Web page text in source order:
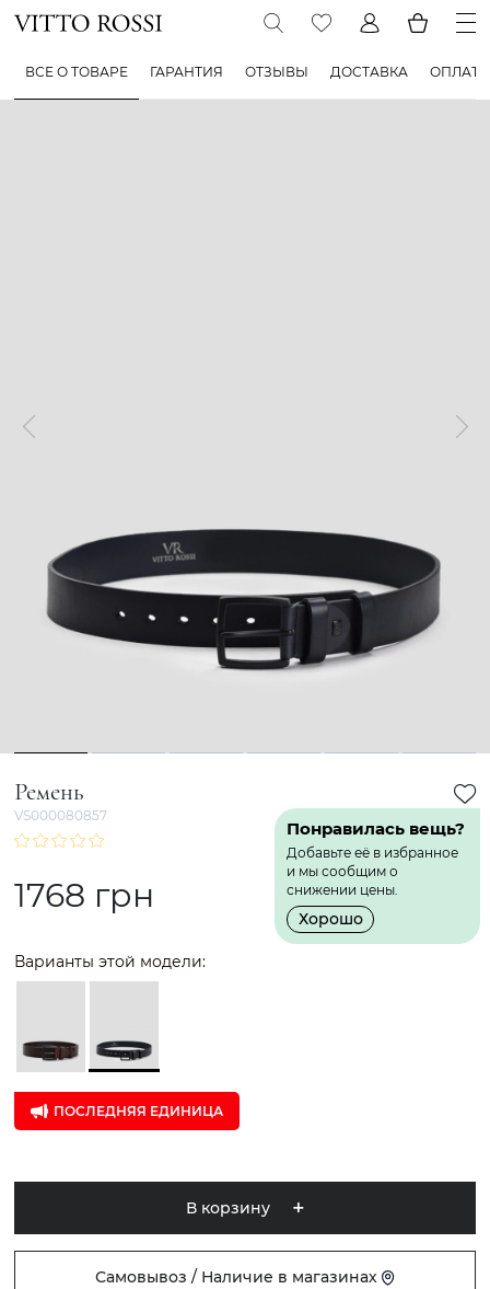
ВСЕ О ТОВАРЕ ГАРАНТИЯ ОТЗЫВЫ ДОСТАВКА ОПЛАТА
1 2 3 4 5 6
Ремень
VS000080857
Понравилась вещь?
Добавьте её в избранное
и мы сообщим о
снижении цены.
Хорошо
1768 грн
Варианты этой модели:
ПОСЛЕДНЯЯ ЕДИНИЦА
В корзину
Самовывоз / Наличие в магазинах